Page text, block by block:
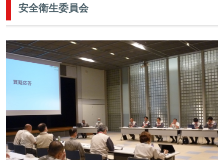
安全衛生委員会